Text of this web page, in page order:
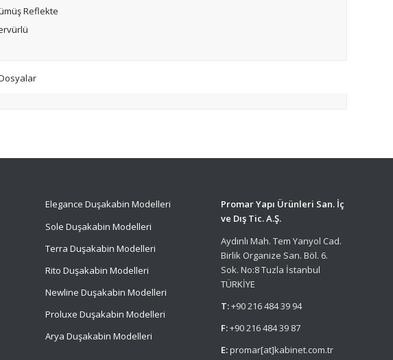
Reflekte
Elegance Duşakabin Modelleri
Sole Duşakabin Modelleri
Terra Duşakabin Modelleri
Rito Duşakabin Modelleri
Newline Duşakabin Modelleri
Proluxe Duşakabin Modelleri
Arya Duşakabin Modelleri
Promar Yapı Ürünleri San. İç
ve Dış Tic. A.Ş.
Aydınlı Mah. Tem Yanyol Cad.
Birlik Organize San. Böl. 6.
Sok. No:8 Tuzla İstanbul
TÜRKİYE
T:+90 216 484 39 94
F:+90 216 484 39 87
E:promar[at]kabinet.com.tr